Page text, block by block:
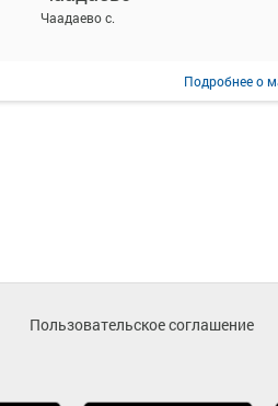
Чаадаево с.
Подробнеео
Пользовательское соглашение